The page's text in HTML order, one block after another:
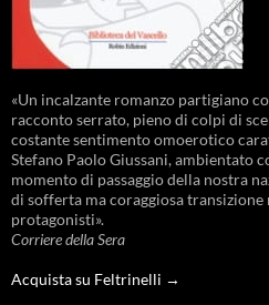
«Un incalzante romanzo partigiano
racconto serrato, pieno di colpi di
costante sentimento omoerotico
Stefano Paolo Giussani, ambientato
momento di passaggio della nostra
di sofferta ma coraggiosa
protagonisti».
Corriere della Sera
Acquista su Feltrinelli →